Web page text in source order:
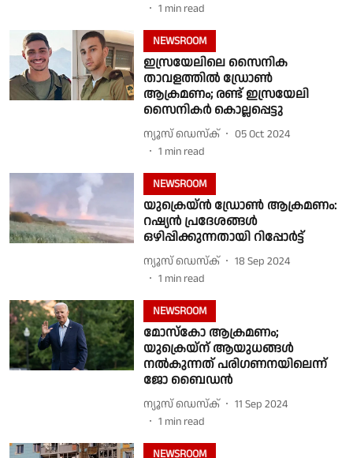
1 min read
NEWSROOM
ഇസ്രയേലിലെ സൈനിക
താവളത്തിൽ ഡ്രോൺ
ആക്രമണം; രണ്ട് ഇസ്രയേലി
സൈനികർ കൊല്ലപ്പെട്ടു
ന്യൂസ് ഡെസ്ക്
05 Oct 2024
1 min read
NEWSROOM
യുക്രെയ്‌ൻ ഡ്രോൺ ആക്രമണം:
റഷ്യൻ പ്രദേശങ്ങൾ
ഒഴിപ്പിക്കുന്നതായി റിപ്പോർട്ട്
ന്യൂസ് ഡെസ്ക്
18 Sep 2024
1 min read
NEWSROOM
മോസ്കോ ആക്രമണം;
യുക്രെയ്ന് ആയുധങ്ങൾ
നൽകുന്നത് പരിഗണനയിലെന്ന്
ജോ ബൈഡൻ
ന്യൂസ് ഡെസ്ക്
11 Sep 2024
1 min read
NEWSROOM